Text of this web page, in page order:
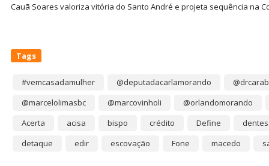
Cauã Soares valoriza vitória do Santo André e projeta sequência na
Tags
#vemcasadamulher @deputadacarlamorando
@marcelolimasbc
@marcovinholi
@orlandomorando
Acerta
acisa bispo crédito Define
dentes
detaque
edir escovação Fone macedo